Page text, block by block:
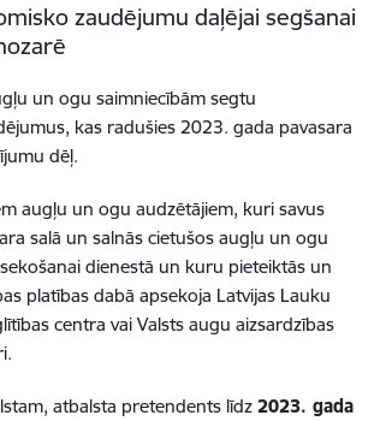
zaudējumu daļējai segšanai
un ogu saimniecībām segtu
kas radušies 2023. gada pavasara
dēļ.
augļu un ogu audzētājiem, kuri savus
salā un salnās cietušos augļu un ogu
dienestā un kuru pieteiktās un
platības dabā apsekoja Latvijas Lauku
centra vai Valsts augu aizsardzības
atbalsta pretendents līdz 2023. gada